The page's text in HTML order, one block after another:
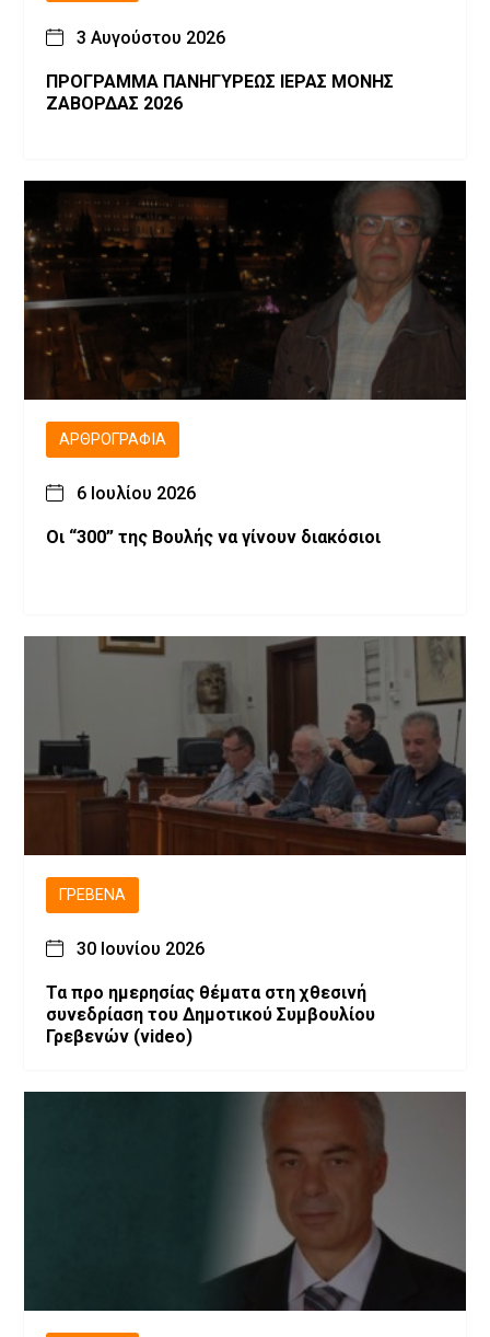
3 Αυγούστου 2026
ΠΡΟΓΡΑΜΜΑ ΠΑΝΗΓΥΡΕΩΣ ΙΕΡΑΣ ΜΟΝΗΣ
ΖΑΒΟΡΔΑΣ 2026
ΑΡΘΡΟΓΡΑΦΊΑ
6 Ιουλίου 2026
Οι “300” της Βουλής να γίνουν διακόσιοι
ΓΡΕΒΕΝΆ
30 Ιουνίου 2026
Τα προ ημερησίας θέματα στη χθεσινή
συνεδρίαση του Δημοτικού Συμβουλίου
Γρεβενών (video)